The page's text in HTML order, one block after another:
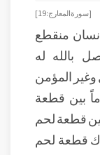
[ سورة المعارج : 19 ]
منقطع
بالله له
المؤمن
بين قطعة
قطعة لحم
قطعة لحم